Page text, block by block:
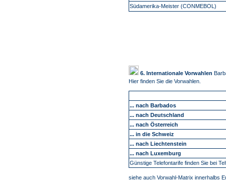
Südamerika-Meister (CONMEBOL)
6. Internationale Vorwahlen
Hier finden Sie die Vorwahlen.
... nach Barbados
... nach Deutschland
... nach Österreich
... in die Schweiz
... nach Liechtenstein
... nach Luxemburg
Günstige Telefontarife finden Sie bei
siehe auch Vorwahl-Matrix innerhalbs